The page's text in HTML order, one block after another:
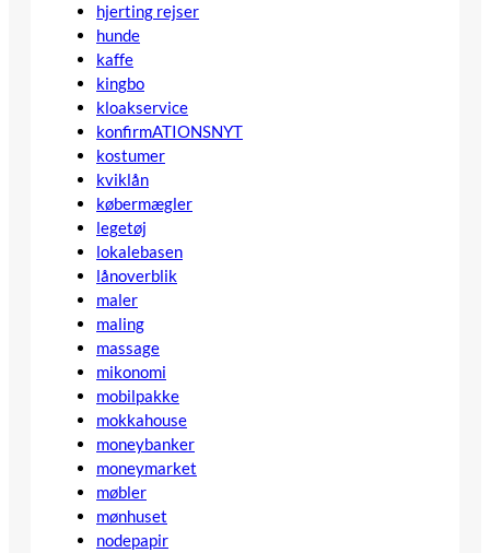
hjerting rejser
hunde
kaffe
kingbo
kloakservice
konfirmATIONSNYT
kostumer
kviklån
købermægler
legetøj
lokalebasen
lånoverblik
maler
maling
massage
mikonomi
mobilpakke
mokkahouse
moneybanker
moneymarket
møbler
mønhuset
nodepapir